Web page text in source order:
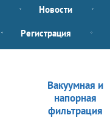
Новости
Регистрация
Вакуумная и
напорная
фильтрация